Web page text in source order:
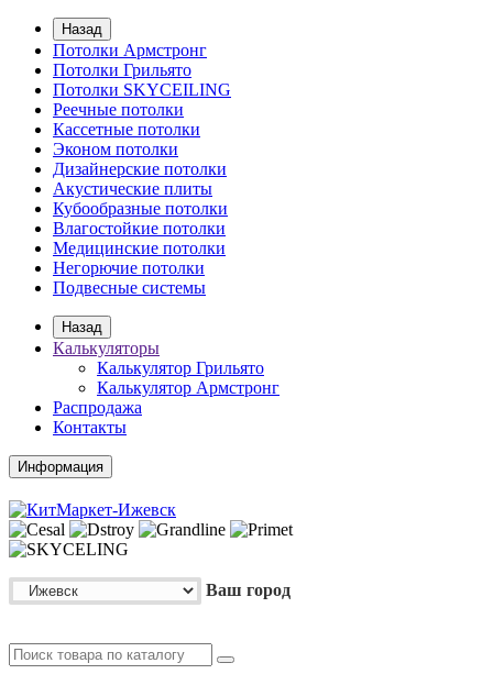
Назад
Потолки Армстронг
Потолки Грильято
Потолки SKYCEILING
Реечные потолки
Кассетные потолки
Эконом потолки
Дизайнерские потолки
Акустические плиты
Кубообразные потолки
Влагостойкие потолки
Медицинские потолки
Негорючие потолки
Подвесные системы
Назад
Калькуляторы
Калькулятор Грильято
Калькулятор Армстронг
Распродажа
Контакты
Информация
Ваш город